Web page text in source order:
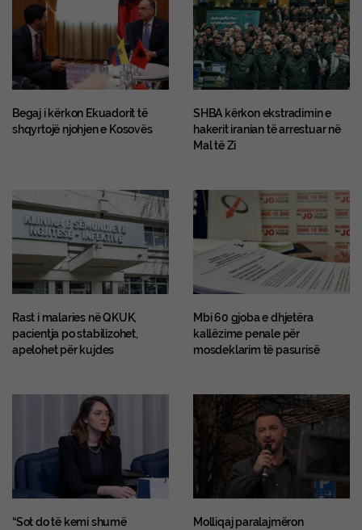
Begaj i kërkon Ekuadorit të
shqyrtojë njohjen e Kosovës
SHBA kërkon ekstradimin e
hakerit iranian të arrestuar në
Mal të Zi
Rast i malaries në QKUK,
pacientja po stabilizohet,
apelohet për kujdes
Mbi 60 gjoba e dhjetëra
kallëzime penale për
mosdeklarim të pasurisë
“Sot do të kemi shumë
Molliqaj paralajmëron